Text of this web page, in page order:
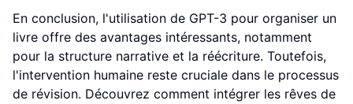
En conclusion, l'utilisation de GPT-3 pour organiser un
livre offre des avantages intéressants, notamment
pour la structure narrative et la réécriture. Toutefois,
l'intervention humaine reste cruciale dans le processus
de révision. Découvrez comment intégrer les rêves de